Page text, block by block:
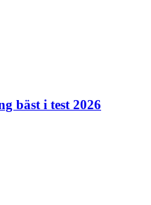
bäst i test 2026